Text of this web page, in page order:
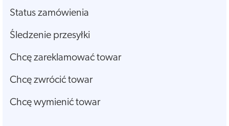
Status zamówienia
Śledzenie przesyłki
Chcę zareklamować towar
Chcę zwrócić towar
Chcę wymienić towar